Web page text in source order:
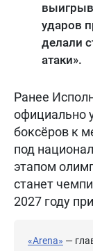
ударов
делали
атаки».
Ранее
официально
боксёров к
под
этапом
станет
2027 году
«Arena» —